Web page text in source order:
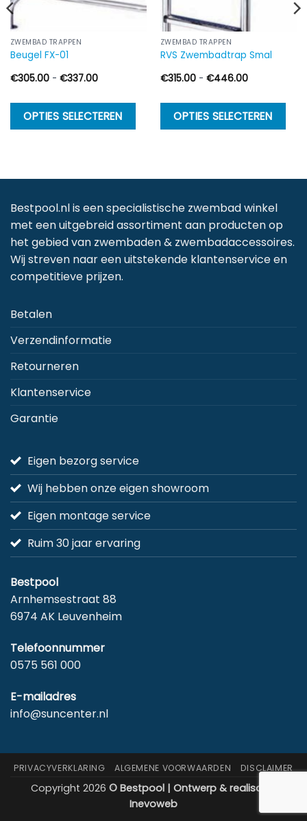
ZWEMBAD TRAPPEN
Beugel FX-01
€305.00 - €337.00Prijsklasse:
€337.00
OPTIES SELECTEREN
product
variaties.
optie
kan
gekozen
worden
ZWEMBAD TRAPPEN
RVS Zwembadtrap Smal
€315.00 - €446.00Prijsklasse:
€446.00
OPTIES SELECTEREN
Bestpool.nl is een specialistische zwembad winkel
met een uitgebreid assortiment aan producten op
het gebied van zwembaden & zwembadaccessoires.
Wij streven naar een uitstekende klantenservice en
competitieve prijzen.
Betalen
Verzendinformatie
Retourneren
Klantenservice
Garantie
Eigen bezorg service
Wij hebben onze eigen showroom
Eigen montage service
Ruim 30 jaar ervaring
Bestpool
Arnhemsestraat 88
6974 AK Leuvenheim
Telefoonnummer
0575 561 000
E-mailadres
info@suncenter.nl
PRIVACYVERKLARING ALGEMENE VOORWAARDEN DISCLAIMER
Copyright 2026 © Bestpool | Ontwerp & realisatie:
Inevoweb